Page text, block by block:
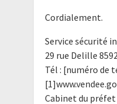
Cordialement.
Service sécurité
29 rue Delille
Tél : [numéro de
Cabinet du préfet